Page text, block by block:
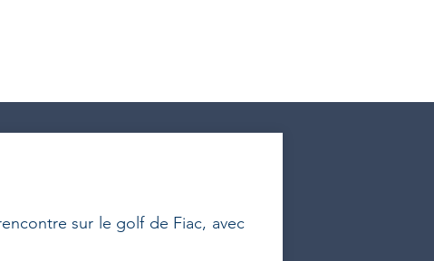
sur le golf de Fiac, avec